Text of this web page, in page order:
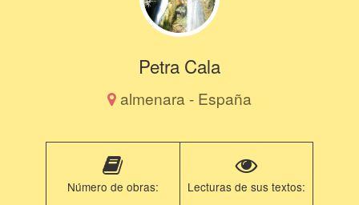
Petra Cala
almenara - España
Número de obras: Lecturas de sus textos: